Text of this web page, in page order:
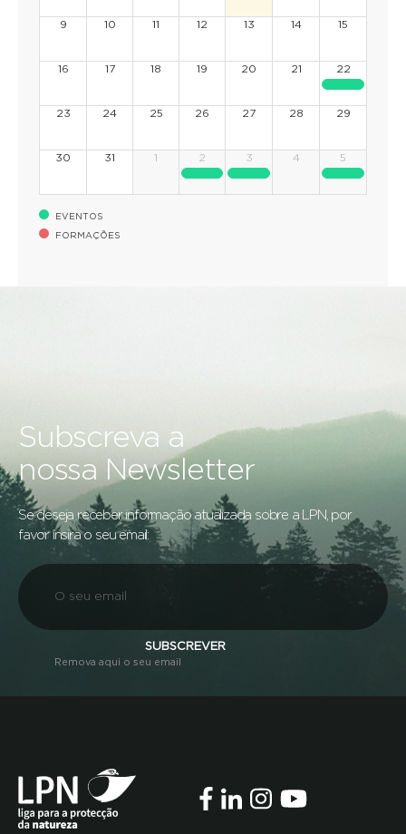
9 10 11 12 13 14 15
16 17 18 19 20 21 22
23 24 25 26 27 28 29
30 31 1 2 3 4 5
EVENTOS
FORMAÇÕES
Subscreva a
nossa Newsletter
Se deseja receber informação atualizada sobre a LPN, por
favor insira o seu email:
SUBSCREVER
Remova aqui o seu email